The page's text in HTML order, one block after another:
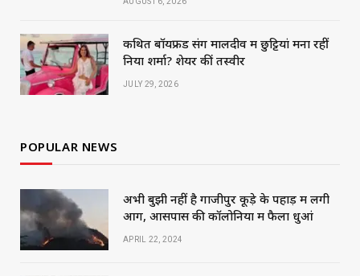
कथित बॉयफ्रेंड संग मालदीव में छुट्टियां मना रहीं
निया शर्मा? शेयर कीं तस्वीरें
JULY 29, 2026
POPULAR NEWS
अभी बुझी नहीं है गाजीपुर कूड़े के पहाड़ में लगी
आग, आसपास की कॉलोनियों में फैला धुआं
APRIL 22, 2024